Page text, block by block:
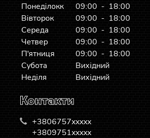
Понеділокк
09:00 - 18:00
Вівторок
09:00 - 18:00
Середа
09:00 - 18:00
Четвер
09:00 - 18:00
П'ятниця
09:00 - 18:00
Субота
Вихідний
Неділя
Вихідний
Контакти
+3806757xxxxx
+3809751xxxxx